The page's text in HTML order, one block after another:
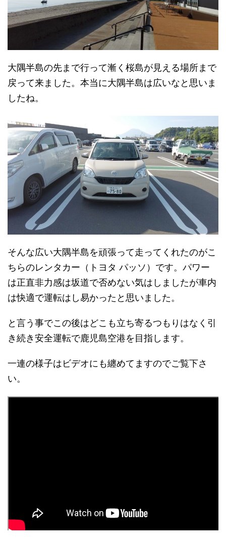
大隅半島の先まで行って漸く桜島が見える場所まで
戻って来ました。本当に大隅半島は広いなと思いま
したね。
そんな広い大隅半島を頑張って走ってくれたのがこ
ちらのレンタカー（トヨタ パッソ）です。パワー
は正直非力感は坂道で否めない気はしましたが車内
は快適で運転はし易かったと思いました。
と言う事でこの後はどこも立ち寄るつもりはなく引
き続き安全運転で鹿児島空港を目指します。
一連の様子はビデオにも纏めてますのでご覧下さ
い。